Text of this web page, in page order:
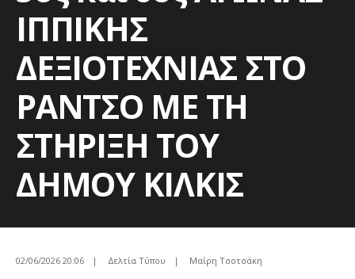
ΙΠΠΙΚΗΣ
ΔΕΞΙΟΤΕΧΝΙΑΣ ΣΤΟ
ΡΑΝΤΣΟ ΜΕ ΤΗ
ΣΤΗΡΙΞΗ ΤΟΥ
ΔΗΜΟΥ ΚΙΛΚΙΣ
02/06/2026 20:06 | Δελτία Τύπου | Μαίρη Τσοτσάκη